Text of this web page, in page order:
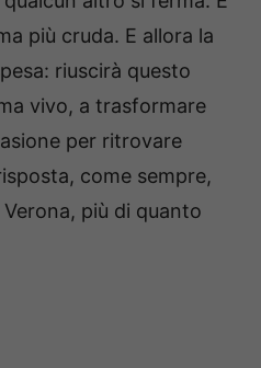
più cruda. E allora la
riuscirà questo
vivo, a trasformare
per ritrovare
come sempre,
più di quanto